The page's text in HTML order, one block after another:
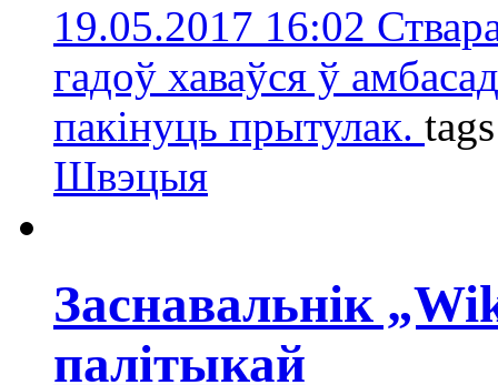
19.05.2017 16:02
гадоў хаваўся ў
пакінуць прытулак.
Швэцыя
Заснавальнік
палітыкай